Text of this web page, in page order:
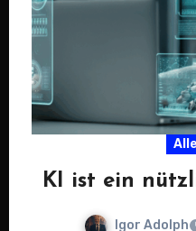
KI ist ein
Igor Adolph